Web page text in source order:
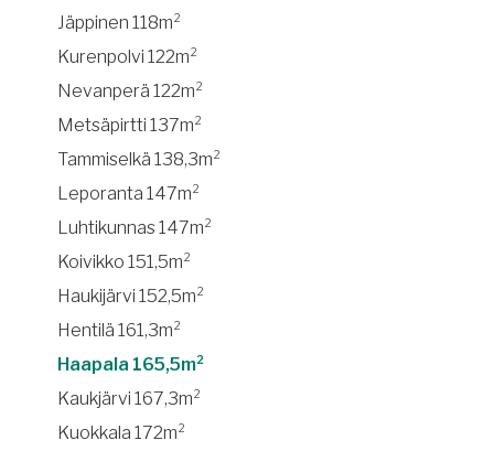
Jäppinen 118m²
Kurenpolvi 122m²
Nevanperä 122m²
Metsäpirtti 137m²
Tammiselkä 138,3m²
Leporanta 147m²
Luhtikunnas 147m²
Koivikko 151,5m²
Haukijärvi 152,5m²
Hentilä 161,3m²
Haapala 165,5m²
Kaukjärvi 167,3m²
Kuokkala 172m²